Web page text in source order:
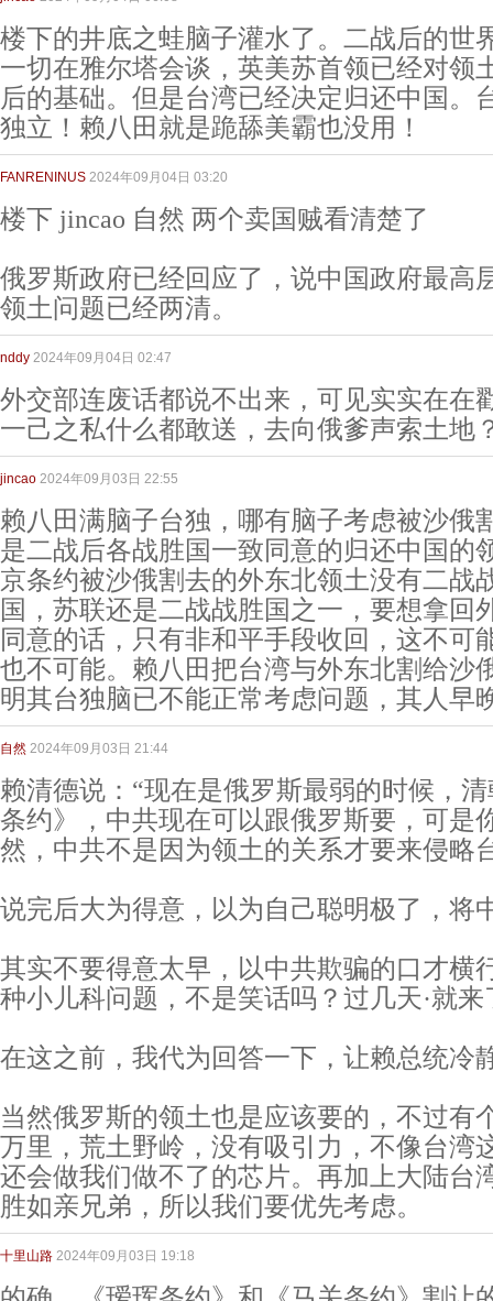
楼下的井底之蛙脑子灌水了。二战后的世
一切在雅尔塔会谈，英美苏首领已经对领
后的基础。但是台湾已经决定归还中国。
独立！赖八田就是跪舔美霸也没用！
FANRENINUS 2024年09月04日 03:20
楼下 jincao 自然 两个卖国贼看清楚了
俄罗斯政府已经回应了，说中国政府最高
领土问题已经两清。
nddy 2024年09月04日 02:47
外交部连废话都说不出来，可见实实在在
一己之私什么都敢送，去向俄爹声索土地
jincao 2024年09月03日 22:55
赖八田满脑子台独，哪有脑子考虑被沙俄
是二战后各战胜国一致同意的归还中国的
京条约被沙俄割去的外东北领土没有二战
国，苏联还是二战战胜国之一，要想拿回
同意的话，只有非和平手段收回，这不可
也不可能。赖八田把台湾与外东北割给沙
明其台独脑已不能正常考虑问题，其人早
自然 2024年09月03日 21:44
赖清德说：“现在是俄罗斯最弱的时候，
条约》，中共现在可以跟俄罗斯要，可是
然，中共不是因为领土的关系才要来侵略
说完后大为得意，以为自己聪明极了，将
其实不要得意太早，以中共欺骗的口才横
种小儿科问题，不是笑话吗？过几天·就来
在这之前，我代为回答一下，让赖总统冷
当然俄罗斯的领土也是应该要的，不过有
万里，荒土野岭，没有吸引力，不像台湾
还会做我们做不了的芯片。再加上大陆台
胜如亲兄弟，所以我们要优先考虑。
十里山路 2024年09月03日 19:18